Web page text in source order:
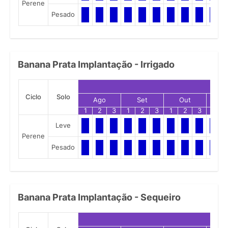
Perene
Pesado
Banana Prata Implantação - Irrigado
Ciclo Solo Ago Set Out
1
2 3 1 2 3 1 2 3
Perene
Leve
Pesado
Banana Prata Implantação - Sequeiro